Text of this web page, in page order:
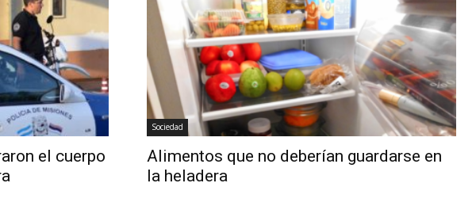
Diario
el cuerpo
Sociedad
Alimentos que no deberían guardarse en
la heladera